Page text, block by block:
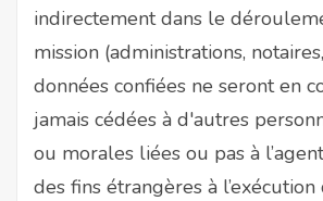
indirectement dans le
mission (administrations,
données confiées ne seront en
jamais cédées à d'autres
ou morales liées ou pas à
des fins étrangères à